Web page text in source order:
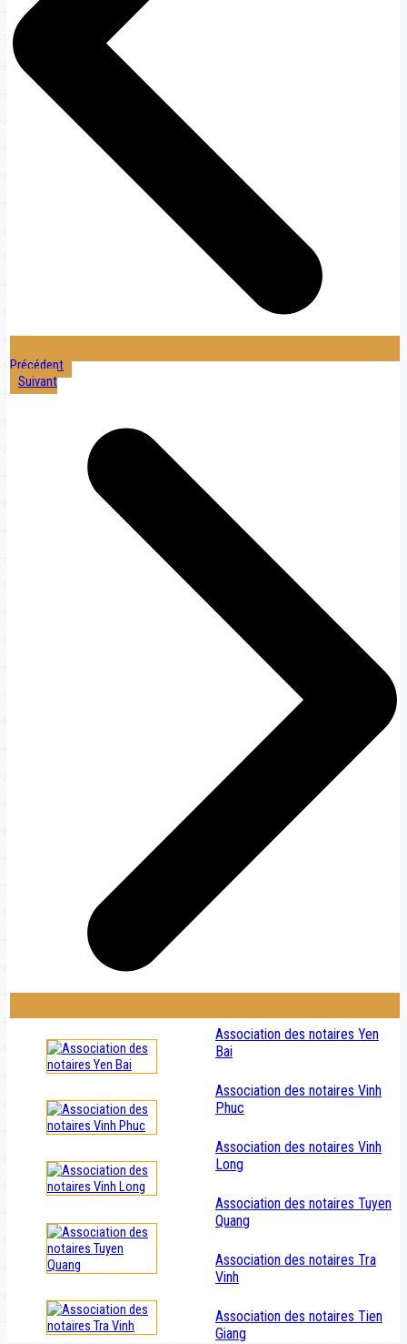
Précédent
Suivant
Association des notaires Yen
Bai
Association des notaires Vinh
Phuc
Association des notaires Vinh
Long
Association des notaires Tuyen
Quang
Association des notaires Tra
Vinh
Association des notaires Tien
Giang